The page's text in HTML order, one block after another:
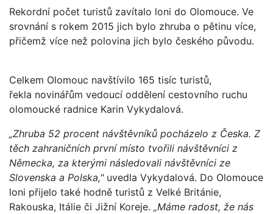
Rekordní počet turistů zavítalo loni do Olomouce. Ve
srovnání s rokem 2015 jich bylo zhruba o pětinu více,
přičemž více než polovina jich bylo českého původu.
Celkem Olomouc navštívilo 165 tisíc turistů,
řekla novinářům vedoucí oddělení cestovního ruchu
olomoucké radnice Karin Vykydalová.
„Zhruba 52 procent návštěvníků pocházelo z Česka. Z
těch zahraničních první místo tvořili návštěvníci z
Německa, za kterými následovali návštěvníci ze
Slovenska a Polska,"uvedla Vykydalová. Do Olomouce
loni přijelo také hodně turistů z Velké Británie,
Rakouska, Itálie či Jižní Koreje. „Máme radost, že nás